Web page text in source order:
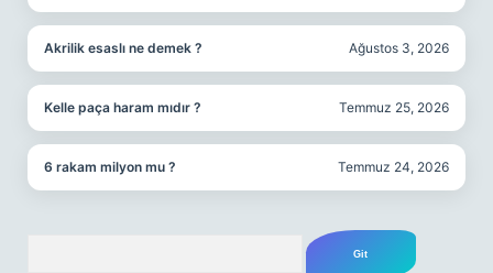
Akrilik esaslı ne demek ? Ağustos 3, 2026
Kelle paça haram mıdır ? Temmuz 25, 2026
6 rakam milyon mu ? Temmuz 24, 2026